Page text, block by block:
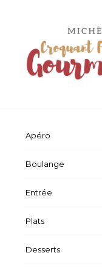
Apéro
Boulange
Entrée
Plats
Desserts